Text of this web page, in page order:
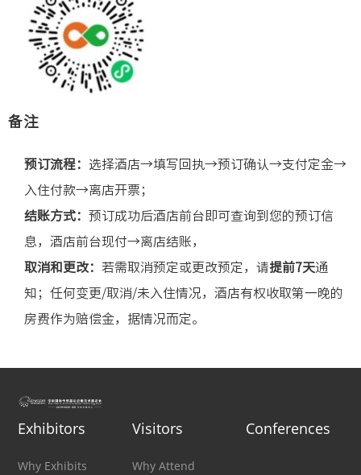
备注
预订流程： 选择酒店→填写回执→预订确认→支付定金→
入住付款→离店开票；
结账方式： 预订成功后酒店前台即可查询到您的预订信
息，酒店前台现付→离店结账，
取消和更改： 若需取消预定或更改预定，请提前7天通
知；任何变更/取消/未入住情况，酒店有权收取第一晚的
房费作为赔偿金，据情况而定。
Exhibitors
Why Exhibits
Visitors
Why Attend
Conferences